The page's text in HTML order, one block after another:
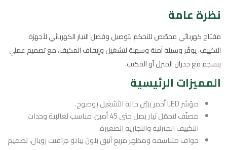
نظرة عامة
مفتاح كهربائي مخصّص للتحكم بتوصيل وفصل التيار الكهربائي لأجهزة
التكييف. يوفّر وسيلة آمنة وسهلة لتشغيل وإيقاف المكيف، مع تصميم عملي
ينسجم مع جدران المنزل أو المكتب.
المميزات الرئيسية
مؤشر LED أحمر يبيّن حالة التشغيل بوضوح.
مصنّف لتحمّل تيار يصل حتى 45 أمبير، مناسب لغالبية وحدات
التكييف المنزلية والتجارية الصغيرة.
حواف متناسقة ومظهر مربع أنيق بلون بيانو جرافيت رويال، تصميم